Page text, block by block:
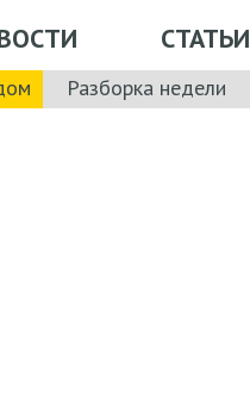
СТАТЬИ
Разборка недели